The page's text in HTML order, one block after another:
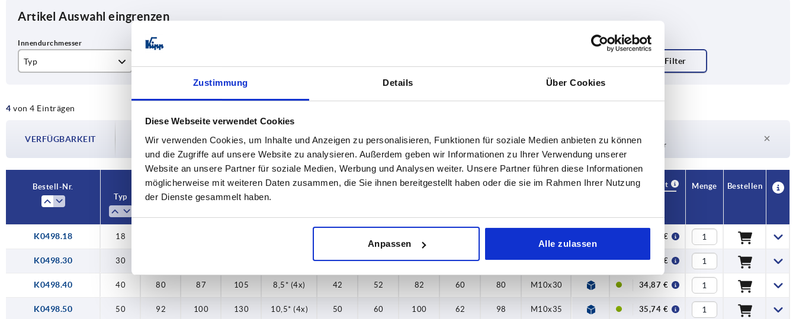
Zustimmung Details Über Cookies
Diese Webseite verwendet Cookies
Wir verwenden Cookies, um Inhalte und Anzeigen zu personalisieren, Funktionen für soziale Medien anbieten zu können
und die Zugriffe auf unsere Website zu analysieren. Außerdem geben wir Informationen zu Ihrer Verwendung unserer
Website an unsere Partner für soziale Medien, Werbung und Analysen weiter. Unsere Partner führen diese Informationen
möglicherweise mit weiteren Daten zusammen, die Sie ihnen bereitgestellt haben oder die sie im Rahmen Ihrer Nutzung
der Dienste gesammelt haben.
Anpassen Alle zulassen
Artikel Auswahl eingrenzen
Typ
30
50 92 100 130 10,5* (4x)
4 von 4 Einträgen
VERFÜGBARKEIT
Die Verfügbarkeiten werden in regelmäßigen Abständen mehrmals täglich aktualisiert.
Im finalen Schritt vor Abschluss Ihrer Bestellung erfahren Sie das bestätigte
Versanddatum.
4-20 Tage
Derzeit nicht auf Lager
Bestell-Nr.
Typ
A B C
CAD
Verfügbarkeit
Menge Bestellen
K0498.18 18 18,30 €
K0498.30 30 30 — 60 — 53 M8x25 20,94 €
K0498.40 40 80 87 105 8,5* (4x) 42 52 82 60 80 M10x30 34,87 €
K0498.50 50 92 100 130 10,5* (4x) 50 60 100 62 98 M10x35 35,74 €